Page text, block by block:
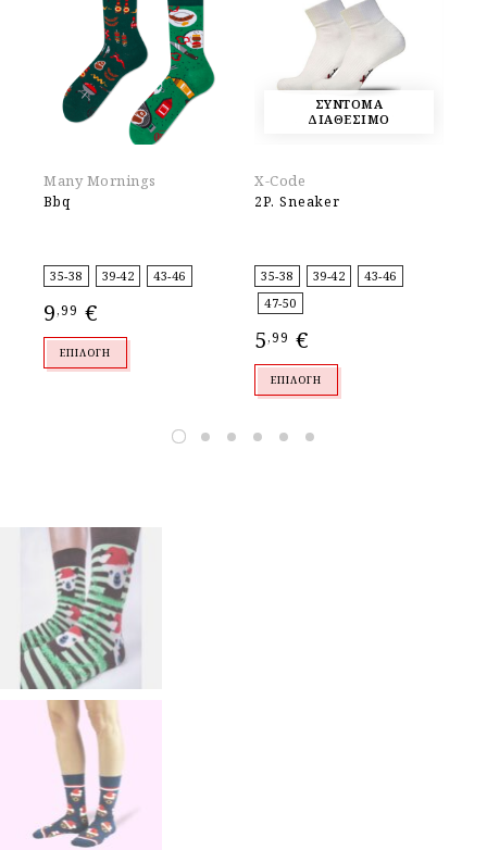
Many Mornings
Bbq
35-38 39-42 43-46
9,99 €
ΕΠΙΛΟΓΉ
ΣΥΝΤΟΜΑ
ΔΙΑΘΕΣΙΜΟ
X-Code
2P. Sneaker
35-38 39-42
43-46
47-50
5,99 €
ΕΠΙΛΟΓΉ